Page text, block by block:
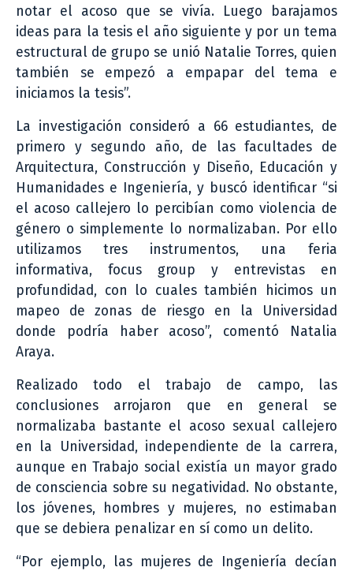
notar el acoso que se vivía. Luego barajamos
ideas para la tesis el año siguiente y por un tema
estructural de grupo se unió Natalie Torres, quien
también se empezó a empapar del tema e
iniciamos la tesis”.
La investigación consideró a 66 estudiantes, de
primero y segundo año, de las facultades de
Arquitectura, Construcción y Diseño, Educación y
Humanidades e Ingeniería, y buscó identificar “si
el acoso callejero lo percibían como violencia de
género o simplemente lo normalizaban. Por ello
utilizamos tres instrumentos, una feria
informativa, focus group y entrevistas en
profundidad, con lo cuales también hicimos un
mapeo de zonas de riesgo en la Universidad
donde podría haber acoso”, comentó Natalia
Araya.
Realizado todo el trabajo de campo, las
conclusiones arrojaron que en general se
normalizaba bastante el acoso sexual callejero
en la Universidad, independiente de la carrera,
aunque en Trabajo social existía un mayor grado
de consciencia sobre su negatividad. No obstante,
los jóvenes, hombres y mujeres, no estimaban
que se debiera penalizar en sí como un delito.
“Por ejemplo, las mujeres de Ingeniería decían